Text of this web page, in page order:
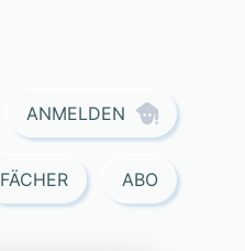
ANMELDEN
FÄCHER ABO